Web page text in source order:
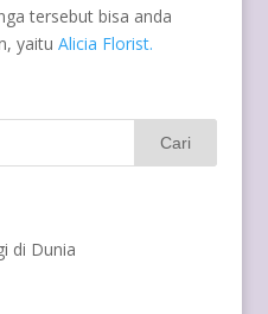
tersebut bisa anda
yaitu Alicia Florist.
di Dunia